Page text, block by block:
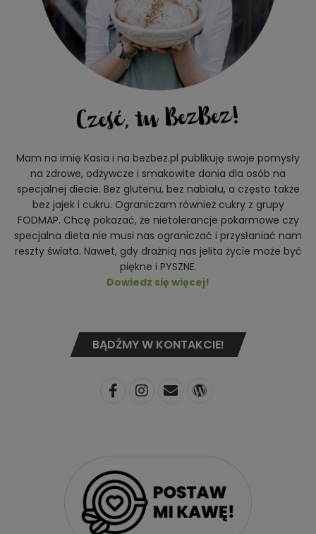
Mam na imię Kasia i na bezbez.pl publikuję swoje pomysły
na zdrowe, odżywcze i smakowite dania dla osób na
specjalnej diecie. Bez glutenu, bez nabiału, a często także
bez jajek i cukru. Ograniczam również cukry z grupy
FODMAP. Chcę pokazać, że nietolerancje pokarmowe czy
specjalna dieta nie musi nas ograniczać i przysłaniać nam
reszty świata. Nawet, gdy drażnią nas jelita życie może być
piękne i PYSZNE.
Dowiedz się więcej!
BĄDŹMY W KONTAKCIE!